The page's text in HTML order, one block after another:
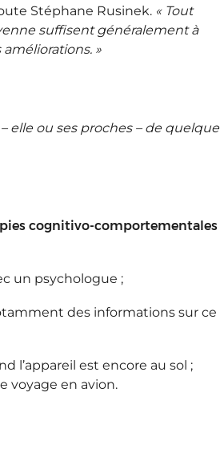
Stéphane Rusinek. « Tout
suffisent généralement à
»
elle ou ses proches – de quelque
cognitivo-comportementales
un psychologue ;
des informations sur ce
l’appareil est encore au sol ;
voyage en avion.